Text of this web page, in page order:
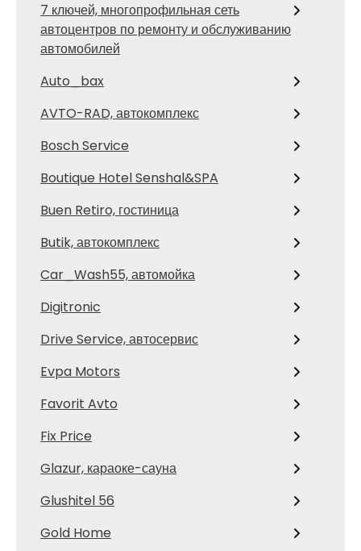
7 ключей, многопрофильная сеть
автоцентров по ремонту и обслуживанию
автомобилей
Auto_bax
AVTO-RAD, автокомплекс
Bosch Service
Boutique Hotel Senshal&SPA
Buen Retiro, гостиница
Butik, автокомплекс
Car_Wash55, автомойка
Digitronic
Drive Service, автосервис
Evpa Motors
Favorit Avto
Fix Price
Glazur, караоке-сауна
Glushitel 56
Gold Home